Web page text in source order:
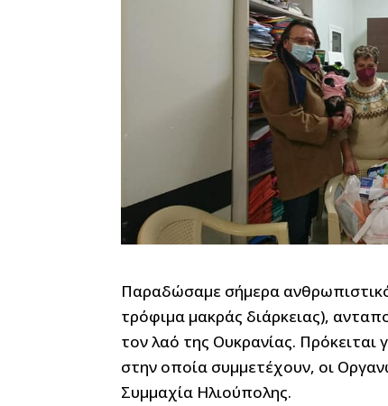
Παραδώσαμε σήμερα
τρόφιμα μακράς διάρκειας),
τον λαό της Ουκρανίας. Πρόκειται
στην οποία συμμετέχουν, οι
Συμμαχία Ηλιούπολης.